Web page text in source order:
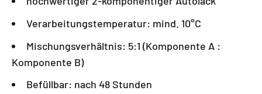
Verarbeitungstemperatur: mind. 10°C
Mischungsverhältnis: 5:1 (Komponente A :
Komponente B)
Befüllbar: nach 48 Stunden